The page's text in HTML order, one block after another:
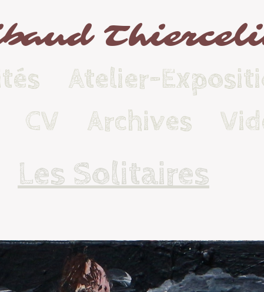
Atelier-
CV Archives
Les Solitaires